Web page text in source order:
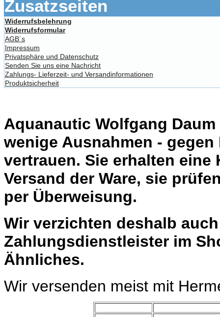
Zusatzseiten
Widerrufsbelehrung
Widerrufsformular
AGB´s
Impressum
Privatsphäre und Datenschutz
Senden Sie uns eine Nachricht
Zahlungs- Lieferzeit- und Versandinformationen
Produktsicherheit
Aquanautic Wolfgang
wenige Ausnahmen -
vertrauen. Sie erhalten
Versand der Ware, sie
per Überweisung.
Wir verzichten deshalb
Zahlungsdienstleister im
Ähnliches.
Wir versenden meist mit